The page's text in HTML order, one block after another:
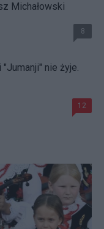
Michałowski
8
nie żyje.
12